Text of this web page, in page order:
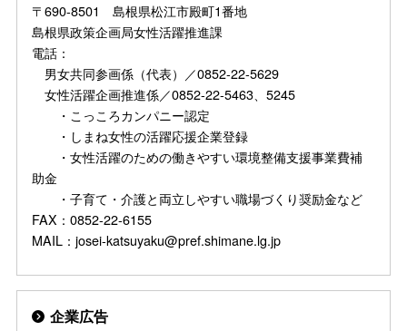
〒690-8501 島根県松江市殿町1番地
島根県政策企画局女性活躍推進課
電話：
男女共同参画係（代表）／0852-22-5629
女性活躍企画推進係／0852-22-5463、5245
・こっころカンパニー認定
・しまね女性の活躍応援企業登録
・女性活躍のための働きやすい環境整備支援事業費補
助金
・子育て・介護と両立しやすい職場づくり奨励金など
FAX：0852-22-6155
MAIL：josei-katsuyaku@pref.shimane.lg.jp
企業広告